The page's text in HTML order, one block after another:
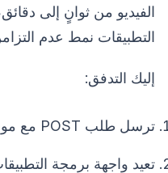
الفيديو من ثوانٍ إلى
التطبيقات نمط عدم
إليك التدفق:
ترسل طلب POST مع موجهك.
تعيد واجهة برمجة